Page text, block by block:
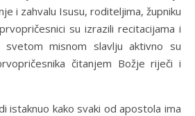
i zahvalu Isusu, roditeljima, župniku
su izrazili recitacijama i
misnom slavlju aktivno su
čitanjem Božje riječi i
istaknuo kako svaki od apostola ima